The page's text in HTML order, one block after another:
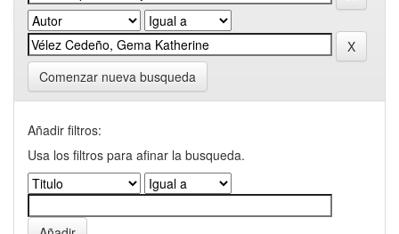
Comenzar nueva busqueda
Añadir filtros:
Usa los filtros para afinar la busqueda.